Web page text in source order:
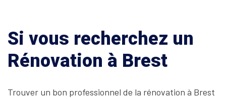
Si vous recherchez un
Rénovation à Brest
Trouver un bon professionnel de la rénovation à Brest